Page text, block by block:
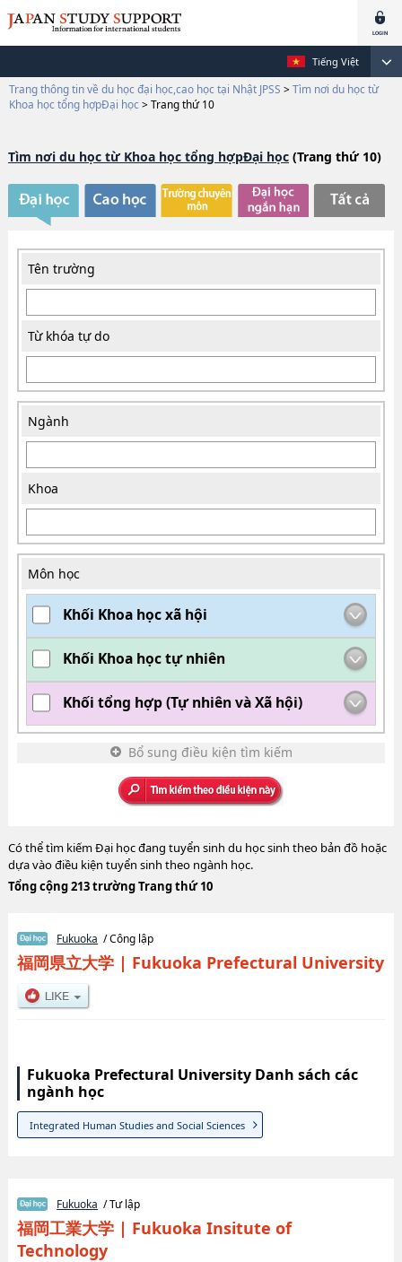
Tiếng Việt
Trang thông tin về du học đại học,cao học tại Nhật JPSS > Tìm nơi du học từ
Khoa học tổng hợpĐại học > Trang thứ 10
Tìm nơi du học từ Khoa học tổng hợpĐại học(Trang thứ 10)
Tên trường
Từ khóa tự do
Ngành
Khoa
Môn học
Khối Khoa học xã hội
Khối Khoa học tự nhiên
Khối tổng hợp (Tự nhiên và Xã hội)
Bổ sung điều kiện tìm kiếm
Có thể tìm kiếm Đại học đang tuyển sinh du học sinh theo bản đồ hoặc
dựa vào điều kiện tuyển sinh theo ngành học.
Tổng cộng 213 trường Trang thứ 10
Fukuoka / Công lập
福岡県立大学| Fukuoka Prefectural University
Fukuoka Prefectural University Danh sách các
ngành học
Integrated Human Studies and Social Sciences
Fukuoka / Tư lập
福岡工業大学| Fukuoka Insitute of
Technology